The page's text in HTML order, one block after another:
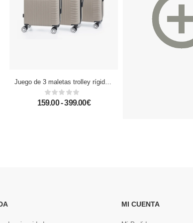
Juego de 3 maletas trolley rígidas ultraligeras, de ABS de alta resistencia. Cerradura numérica, 4 ruedas dobles giratorias 360°.
159.00 - 399.00€
MI CUENTA